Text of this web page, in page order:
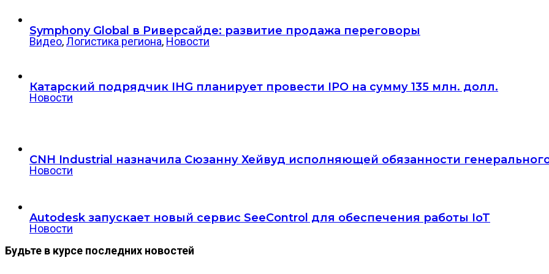
Symphony Global в Риверсайде: развитие продажа переговоры
Видео,Логистика региона, Новости
Катарский подрядчик IHG планирует провести IPO на сумму 135 млн. долл.
Новости
CNH Industrial назначила Сюзанну Хейвуд исполняющей обязанности
Новости
Autodesk запускает новый сервис SeeControl для обеспечения работы IoT
Новости
Будьте в курсе последних новостей